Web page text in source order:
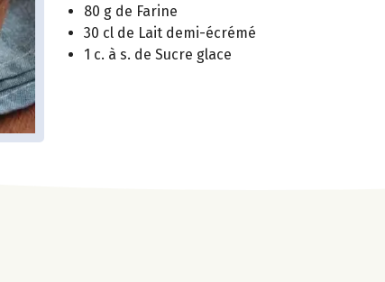
80 g de Farine
30 cl de Lait demi-écrémé
1 c. à s. de Sucre glace